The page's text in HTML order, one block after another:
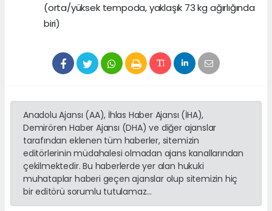
(orta/yüksek tempoda, yaklaşık 73 kg ağırlığında
biri)
Anadolu Ajansı (AA), İhlas Haber Ajansı (İHA),
Demirören Haber Ajansı (DHA) ve diğer ajanslar
tarafından eklenen tüm haberler, sitemizin
editörlerinin müdahalesi olmadan ajans kanallarından
çekilmektedir. Bu haberlerde yer alan hukuki
muhataplar haberi geçen ajanslar olup sitemizin hiç
bir editörü sorumlu tutulamaz...